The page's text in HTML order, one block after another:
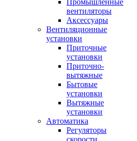
Промышленные
вентиляторы
Аксессуары
Вентиляционные
установки
Приточные
установки
Приточно-
вытяжные
Бытовые
установки
Вытяжные
установки
Автоматика
Регуляторы
скорости